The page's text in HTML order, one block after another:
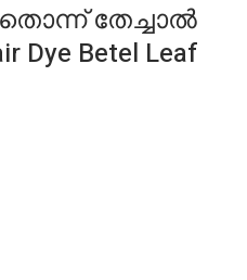
തേച്ചാൽ
Betel Leaf